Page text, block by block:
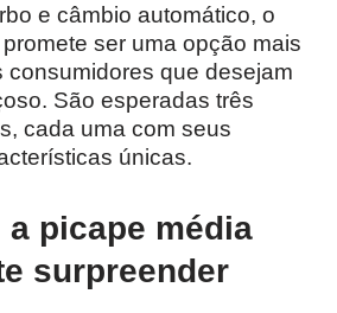
e câmbio automático, o
ser uma opção mais
consumidores que desejam
São esperadas três
cada uma com seus
únicas.
a picape média
surpreender